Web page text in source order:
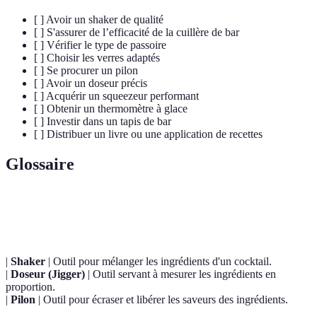
[ ] Avoir un shaker de qualité
[ ] S'assurer de l’efficacité de la cuillère de bar
[ ] Vérifier le type de passoire
[ ] Choisir les verres adaptés
[ ] Se procurer un pilon
[ ] Avoir un doseur précis
[ ] Acquérir un squeezeur performant
[ ] Obtenir un thermomètre à glace
[ ] Investir dans un tapis de bar
[ ] Distribuer un livre ou une application de recettes
Glossaire
| Shaker | Outil pour mélanger les ingrédients d'un cocktail.
| Doseur (Jigger) | Outil servant à mesurer les ingrédients en
proportion.
| Pilon | Outil pour écraser et libérer les saveurs des ingrédients.